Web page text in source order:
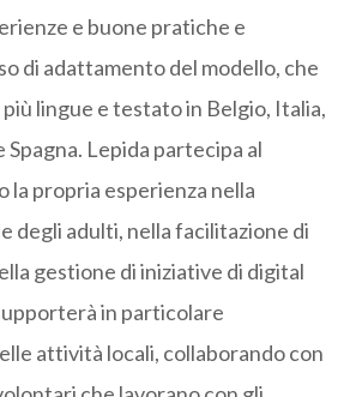
e buone pratiche e
di adattamento del modello, che
lingue e testato in Belgio, Italia,
Spagna. Lepida partecipa al
propria esperienza nella
degli adulti, nella facilitazione di
gestione di iniziative di digital
in particolare
attività locali, collaborando con